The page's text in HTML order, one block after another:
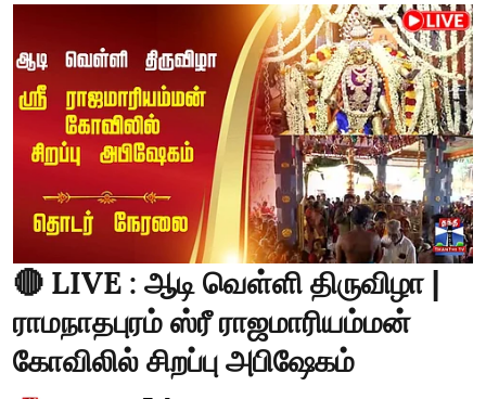
🔴 LIVE : ஆடி வெள்ளி திருவிழா |
ராமநாதபுரம் ஸ்ரீ ராஜமாரியம்மன்
கோவிலில் சிறப்பு அபிஷேகம்